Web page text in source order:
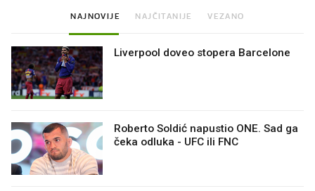
NAJNOVIJE NAJČITANIJE VEZANO
Liverpool doveo stopera Barcelone
Roberto Soldić napustio ONE. Sad ga
čeka odluka - UFC ili FNC